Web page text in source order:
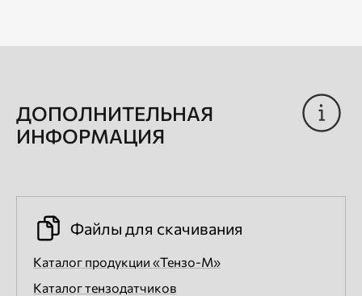
ДОПОЛНИТЕЛЬНАЯ
ИНФОРМАЦИЯ
Файлы для скачивания
Каталог продукции «Тензо-М»
Каталог тензодатчиков